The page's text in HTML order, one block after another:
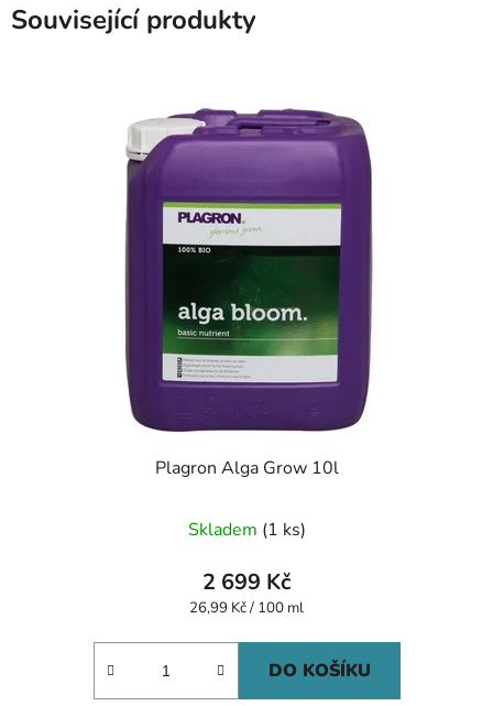
Související produkty
Plagron Alga Grow 10l
Skladem (1 ks)
2 699 Kč
Měrná
26,99 Kč / 100 ml
DO KOŠÍKU